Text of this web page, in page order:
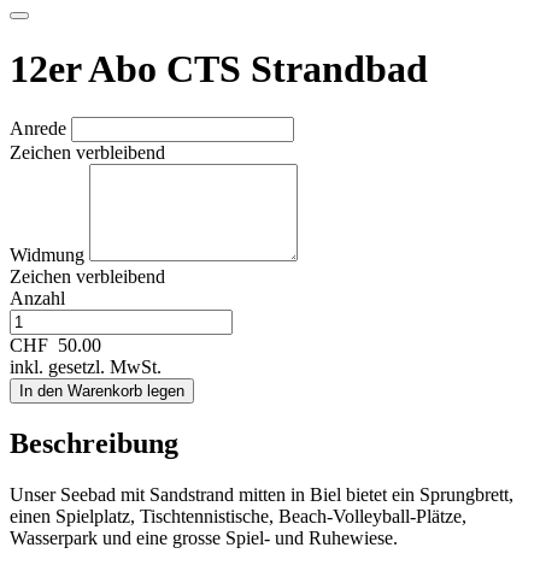
12er Abo CTS Strandbad
Anrede
Zeichen verbleibend
Widmung
Zeichen verbleibend
Anzahl
CHF 50.00
inkl. gesetzl. MwSt.
In den Warenkorb legen
Beschreibung
Unser Seebad mit Sandstrand mitten in Biel bietet ein Sprungbrett,
einen Spielplatz, Tischtennistische, Beach-Volleyball-Plätze,
Wasserpark und eine grosse Spiel- und Ruhewiese.